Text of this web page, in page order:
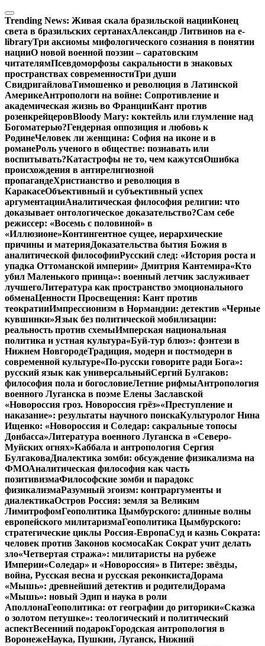
Перейти
к
содержимому
Trending News: Живая скала бразильской нацииКонец
света в бразильских сертанахАлександр Литвинов на e-
libraryТри аксиомы мифологического сознания в понятии
нацииО новой военной поэзии – саратовским
читателямПсевдоморфозы сакральности в знаковых
пространствах современностиТри души
СвидригайловаТимошенко и революция в Латинской
АмерикеАнтропологи на войне: Сопротивление и
академическая жизнь во ФранцииКант против
розенкрейцеровBloody Mary: коктейль или глумление над
Богоматерью?Гендерная оппозиция и любовь к
РодинеЧеловек ли женщина: София на иконе и в
романеРоль ученого в обществе: познавать или
воспитывать?Катастрофы не то, чем кажутсяОшибка
происхождения в антирелигиозной
пропагандеХристианство и революция в
КаракасеОбъективный и субъективный успех
аргументацииАналитическая философия религии: что
доказывает онтологическое доказательство?Сам себе
режиссер: «Восемь с половиной» в
«Иллюзионе»Контингентное сущее, иерархические
причины и материяДоказательства бытия Божия в
аналитической философииРусский след: «История роста и
упадка Оттоманской империи» Дмитрия Кантемира«Кто
убил Маленького принца»: военный летчик заслуживает
лучшегоЛитература как пространство эмоционального
обменаЦенности Просвещения: Кант против
теократииИмпрессионизм в Нормандии: детектив «Черные
кувшинки»Язык без политической мобилизации:
реальность против схемыИмперская национальная
политика и устная культура«Буй-тур блюз»: фэнтези в
Нижнем НовгородеТрадиция, модерн и постмодерн в
современной культуре«По-русски говорите ради Бога»:
русский язык как универсальныйСергий Булгаков:
философия пола и богословиеЛетние рифмыАнтропология
военного Луганска в поэме Елены Заславской
«Новороссия гроз. Новороссия грёз»«Преступление и
наказание»: результаты научного поискаКультуролог Нина
Ищенко: «Новороссия и Соледар: сакральные топосы
Донбасса»Литература военного Луганска в «Северо-
Муйских огнях»Каббала и антропология Сергия
БулгаковаДиалектика зомби: обсуждение физикализма на
ФМОАналитическая философия как часть
позитивизмаФилософские зомби и парадокс
физикализмаРазумный эгоизм: контраргументы и
диалектикаОстров Россия: земля за Великим
ЛимитрофомГеополитика Цымбурского: длинные волны
европейского милитаризмаГеополитика Цымбурского:
стратегические циклы Россия-ЕвропаСуд и казнь Сократа:
человек против Законов космосаКак Сократ учит делать
зло«Четвертая стража»: милитаристы на рубеже
Империи«Соледар» и «Новороссия» в Питере: звёзды,
война, Русская весна и русская реконкистаДорама
«Мышь»: древнейший детектив и родителиДорама
«Мышь»: новый Эдип и наука в роли
АполлонаГеополитика: от географии до риторики«Сказка
о золотом петушке»: теологический и политический
аспектВесенний подарокГородская антропология в
ВоронежеНаука, Пушкин, Луганск, Нижний